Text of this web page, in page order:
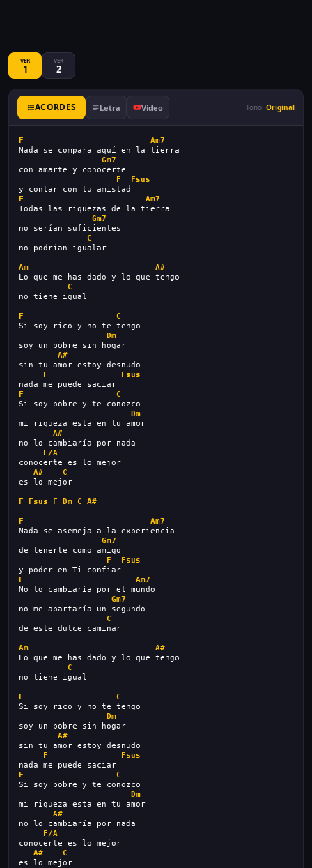
VER
1
VER
2
ACORDES Letra Video Tono: Original
F
Am7
Nada se compara aquí en la tierra
Gm7
con amarte y conocerte
F
Fsus
y contar con tu amistad
F
Am7
Todas las riquezas de la tierra
Gm7
no serían suficientes
C
no podrían igualar
Am
A#
Lo que me has dado y lo que tengo
C
no tiene igual
F
C
Si soy rico y no te tengo
Dm
soy un pobre sin hogar
A#
sin tu amor estoy desnudo
F
Fsus
nada me puede saciar
F
C
Si soy pobre y te conozco
Dm
mi riqueza esta en tu amor
A#
no lo cambiaría por nada
F/A
conocerte es lo mejor
A#
C
es lo mejor
F Fsus F Dm C A#
F
Am7
Nada se asemeja a la experiencia
Gm7
de tenerte como amigo
F
Fsus
y poder en Ti confiar
F
Am7
No lo cambiaría por el mundo
Gm7
no me apartaría un segundo
C
de este dulce caminar
Am
A#
Lo que me has dado y lo que tengo
C
no tiene igual
F
C
Si soy rico y no te tengo
Dm
soy un pobre sin hogar
A#
sin tu amor estoy desnudo
F
Fsus
nada me puede saciar
F
C
Si soy pobre y te conozco
Dm
mi riqueza esta en tu amor
A#
no lo cambiaría por nada
F/A
conocerte es lo mejor
A#
C
es lo mejor